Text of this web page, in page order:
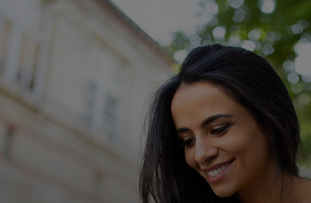
Για επιχειρήσεις
Για τον κόσμο